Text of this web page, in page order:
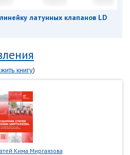
латунных клапанов LD
книгу)
Кима Миргаязова